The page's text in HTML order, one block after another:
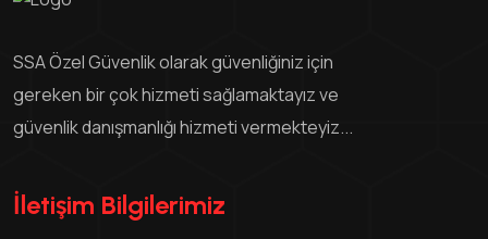
SSA Özel Güvenlik olarak güvenliğiniz için
gereken bir çok hizmeti sağlamaktayız ve
güvenlik danışmanlığı hizmeti vermekteyiz...
İletişim Bilgilerimiz